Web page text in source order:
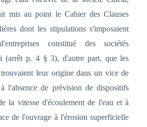
mis au point le Cahier des Clauses
dont les stipulations s'imposaient
constitué des sociétés
(arrêt p. 4 § 3), d'autre part, que les
trouvaient leur origine dans un vice de
l'absence de prévision de dispositifs
la vitesse d'écoulement de l'eau et à
de l'ouvrage à l'érosion superficielle